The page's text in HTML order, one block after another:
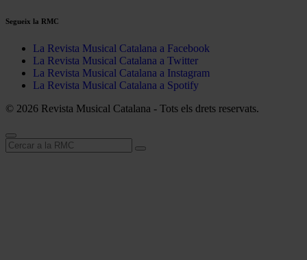
Segueix la RMC
La Revista Musical Catalana a Facebook
La Revista Musical Catalana a Twitter
La Revista Musical Catalana a Instagram
La Revista Musical Catalana a Spotify
© 2026 Revista Musical Catalana - Tots els drets reservats.
Cerca